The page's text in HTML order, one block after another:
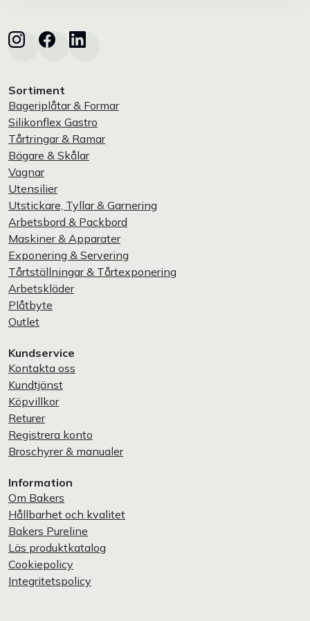
Sortiment
Bageriplåtar & Formar
Silikonflex Gastro
Tårtringar & Ramar
Bägare & Skålar
Vagnar
Utensilier
Utstickare, Tyllar & Garnering
Arbetsbord & Packbord
Maskiner & Apparater
Exponering & Servering
Tårtställningar & Tårtexponering
Arbetskläder
Plåtbyte
Outlet
Kundservice
Kontakta oss
Kundtjänst
Köpvillkor
Returer
Registrera konto
Broschyrer & manualer
Information
Om Bakers
Hållbarhet och kvalitet
Bakers Pureline
Läs produktkatalog
Cookiepolicy
Integritetspolicy